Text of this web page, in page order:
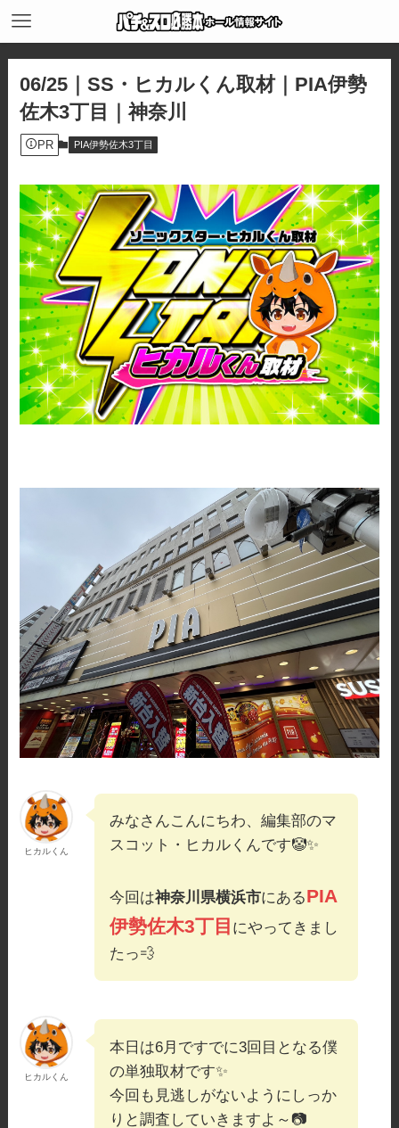
06/25｜SS・ヒカルくん取材｜PIA伊勢
佐木3丁目｜神奈川
PR PIA伊勢佐木3丁目
ヒカルくん
みなさんこんにちわ、編集部のマ
スコット・ヒカルくんです🤡✨
今回は神奈川県横浜市にあるPIA
伊勢佐木3丁目 にやってきまし
たっ💨
ヒカルくん
本日は6月ですでに3回目となる僕
の単独取材です✨
今回も見逃しがないようにしっか
りと調査していきますよ～📷